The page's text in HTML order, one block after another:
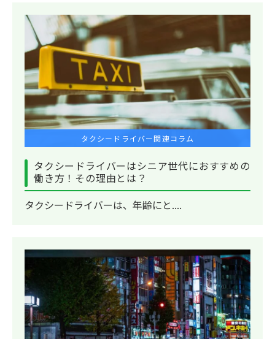
タクシードライバー関連コラム
タクシードライバーはシニア世代におすすめの
働き方！その理由とは？
タクシードライバーは、年齢にと....